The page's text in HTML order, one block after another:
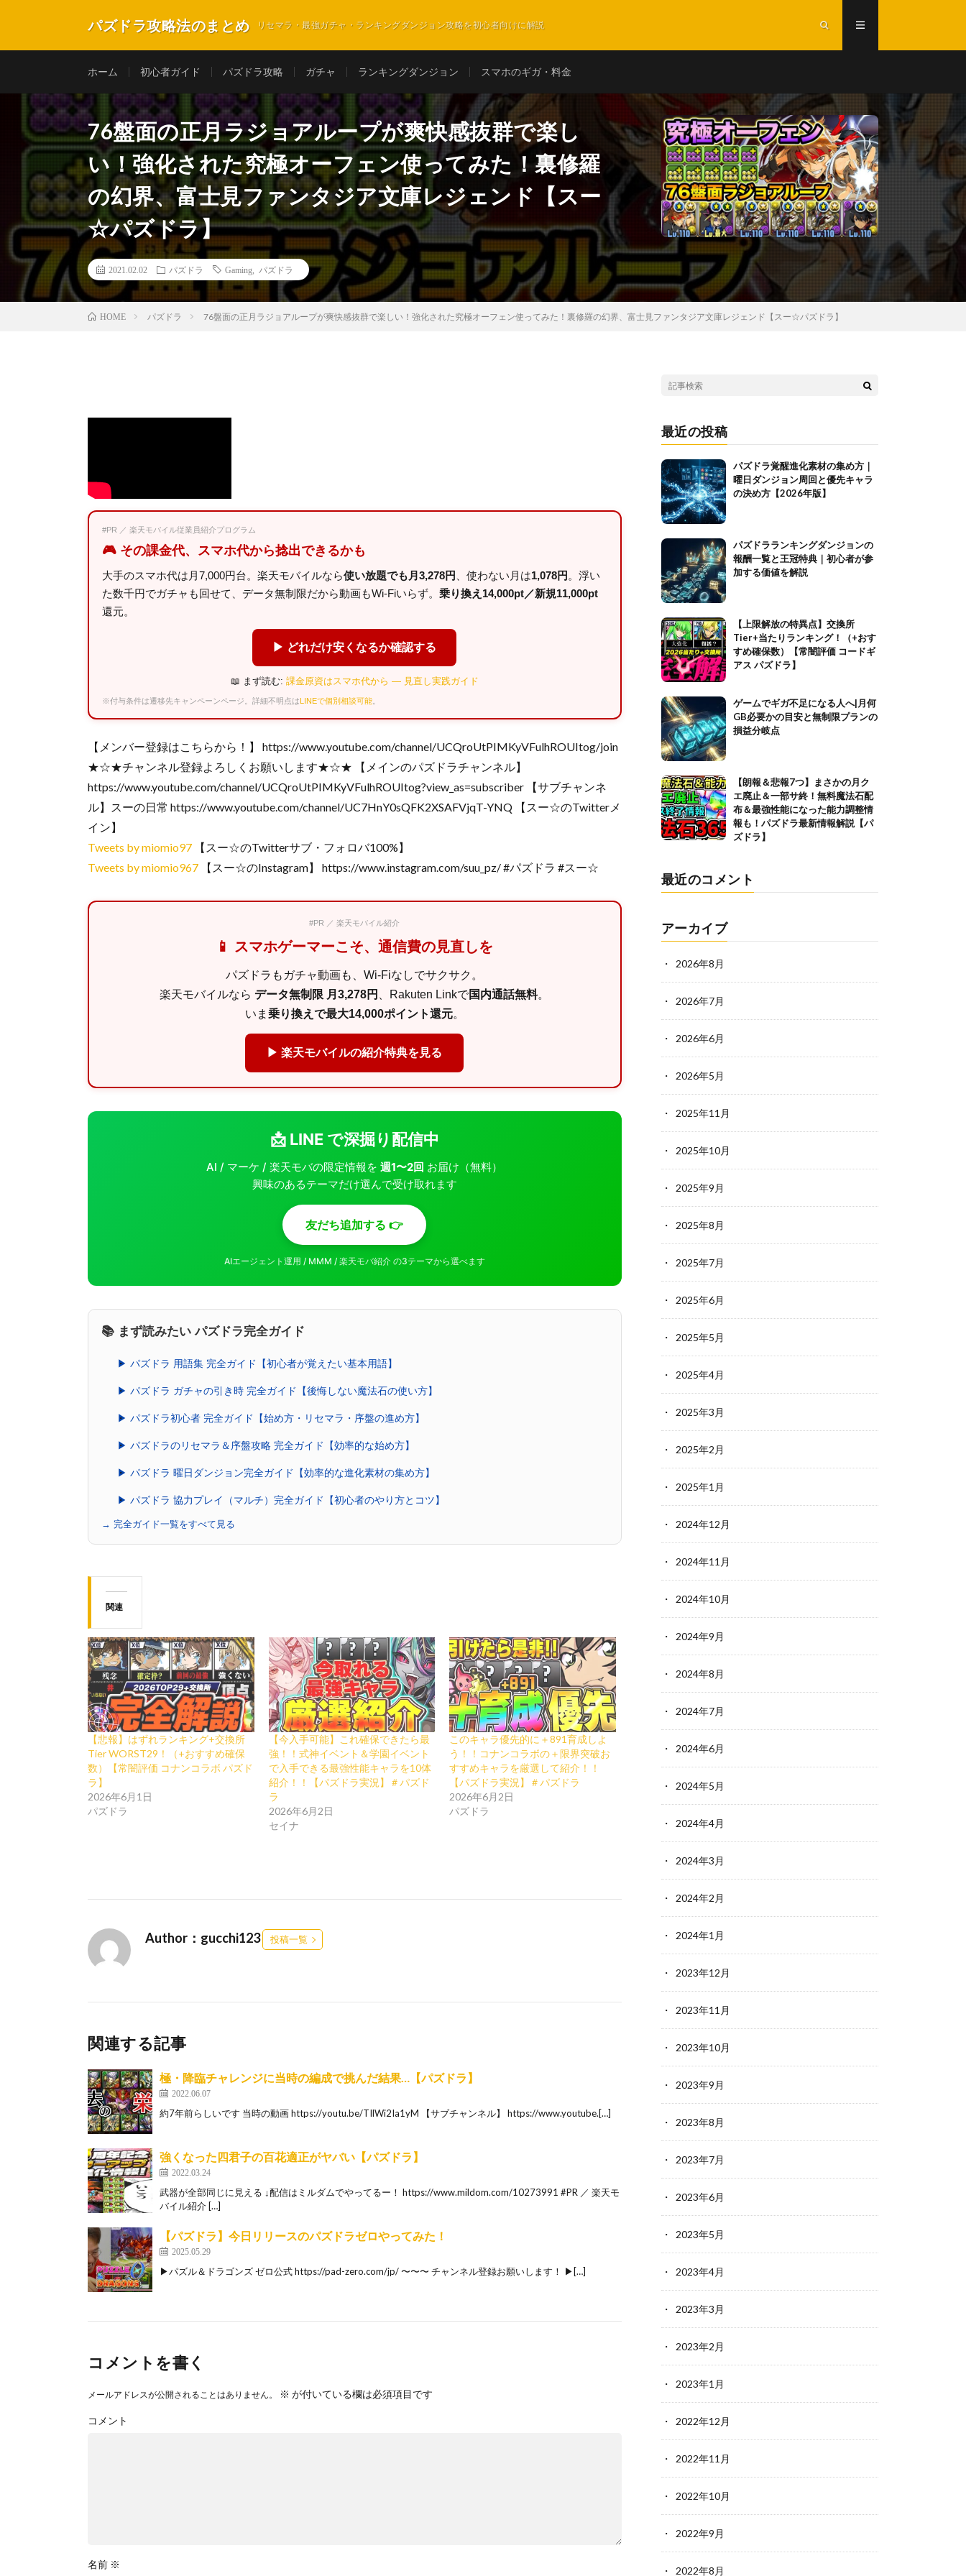
パズドラ攻略法のまとめ リセマラ・最強ガチャ・ランキングダンジョン攻略を初心者向けに解説
ホーム 初心者ガイド パズドラ攻略 ガチャ ランキングダンジョン スマホのギガ・料金
76盤面の正月ラジョアループが爽快感抜群で楽し
い！強化された究極オーフェン使ってみた！裏修羅
の幻界、富士見ファンタジア文庫レジェンド【スー
☆パズドラ】
2021.02.02 パズドラ Gaming パズドラ
HOME パズドラ 76盤面の正月ラジョアループが爽快感抜群で楽しい！強化された究極オーフェン使ってみた！裏修羅の幻界、富士見ファンタジア文庫レジェンド【スー☆パズドラ】
#PR ／ 楽天モバイル従業員紹介プログラム
🎮 その課金代、スマホ代から捻出できるかも
大手のスマホ代は月7,000円台。楽天モバイルなら使い放題でも月3,278円 、使わない月は1,078円 。浮い
た数千円でガチャも回せて、データ無制限だから動画もWi-Fiいらず。 乗り換え14,000pt／新規11,000pt
還元。
▶ どれだけ安くなるか確認する
📖 まず読む: 課金原資はスマホ代から — 見直し実践ガイド
※付与条件は遷移先キャンペーンページ。詳細不明点はLINEで個別相談可能
【メンバー登録はこちらから！】 https://www.youtube.com/channel/UCQroUtPIMKyVFulhROUItog/join
★☆★チャンネル登録よろしくお願いします★☆★ 【メインのパズドラチャンネル】
https://www.youtube.com/channel/UCQroUtPIMKyVFulhROUItog?view_as=subscriber 【サブチャンネ
ル】スーの日常 https://www.youtube.com/channel/UC7HnY0sQFK2XSAFVjqT-YNQ 【スー☆のTwitterメ
イン】
Tweets by miomio97 【スー☆のTwitterサブ・フォロバ100%】
Tweets by miomio967 【スー☆のInstagram】 https://www.instagram.com/suu_pz/ #パズドラ #スー☆
#PR ／ 楽天モバイル紹介
📱 スマホゲーマーこそ、通信費の見直しを
パズドラもガチャ動画も、Wi-Fiなしでサクサク。
楽天モバイルなら データ無制限 月3,278円 、Rakuten Linkで国内通話無料。
いま 乗り換えで最大14,000ポイント還元。
▶ 楽天モバイルの紹介特典を見る
📩 LINE で深掘り配信中
AI / マーケ / 楽天モバの限定情報を週1〜2回 お届け（無料）
興味のあるテーマだけ選んで受け取れます
友だち追加する 👉
AIエージェント運用 / MMM / 楽天モバ紹介 の3テーマから選べます
📚 まず読みたい パズドラ完全ガイド
▶ パズドラ 用語集 完全ガイド【初心者が覚えたい基本用語】
▶ パズドラ ガチャの引き時 完全ガイド【後悔しない魔法石の使い方】
▶ パズドラ初心者 完全ガイド【始め方・リセマラ・序盤の進め方】
▶ パズドラのリセマラ＆序盤攻略 完全ガイド【効率的な始め方】
▶ パズドラ 曜日ダンジョン完全ガイド【効率的な進化素材の集め方】
▶ パズドラ 協力プレイ（マルチ）完全ガイド【初心者のやり方とコツ】
→ 完全ガイド一覧をすべて見る
関連
【悲報】はずれランキング+交換所
Tier WORST29！（+おすすめ確保
数）【常闇評価 コナンコラボ パズド
ラ】
2026年6月1日
パズドラ
【今入手可能】これ確保できたら最
強！！式神イベント＆学園イベント
で入手できる最強性能キャラを10体
紹介！！【パズドラ実況】＃パズド
ラ
2026年6月2日
セイナ
このキャラ優先的に＋891育成しよ
う！！コナンコラボの＋限界突破お
すすめキャラを厳選して紹介！！
【パズドラ実況】＃パズドラ
2026年6月2日
パズドラ
Author：gucchi123 投稿一覧
関連する記事
極・降臨チャレンジに当時の編成で挑んだ結果…【パズドラ】
2022.06.07
約7年前らしいです 当時の動画 https://youtu.be/TIlWi2Ia1yM 【サブチャンネル】 https://www.youtube.[…]
強くなった四君子の百花適正がヤバい【パズドラ】
2022.03.24
武器が全部同じに見える ↓配信はミルダムでやってるー！ https://www.mildom.com/10273991 #PR ／ 楽天モ
バイル紹介 […]
【パズドラ】今日リリースのパズドラゼロやってみた！
2025.05.29
▶パズル＆ドラゴンズ ゼロ公式 https://pad-zero.com/jp/ 〜〜〜 チャンネル登録お願いします！ ▶[…]
コメントを書く
メールアドレスが公開されることはありません。 ※ が付いている欄は必須項目です
コメント
名前 ※
最近の投稿
パズドラ覚醒進化素材の集め方｜
曜日ダンジョン周回と優先キャラ
の決め方【2026年版】
パズドラランキングダンジョンの
報酬一覧と王冠特典｜初心者が参
加する価値を解説
【上限解放の特異点】交換所
Tier+当たりランキング！（+おす
すめ確保数）【常闇評価 コードギ
アス パズドラ】
ゲームでギガ不足になる人へ|月何
GB必要かの目安と無制限プランの
損益分岐点
【朗報＆悲報7つ】まさかの月ク
エ廃止＆一部サ終！無料魔法石配
布＆最強性能になった能力調整情
報も！パズドラ最新情報解説【パ
ズドラ】
最近のコメント
アーカイブ
2026年8月
2026年7月
2026年6月
2026年5月
2025年11月
2025年10月
2025年9月
2025年8月
2025年7月
2025年6月
2025年5月
2025年4月
2025年3月
2025年2月
2025年1月
2024年12月
2024年11月
2024年10月
2024年9月
2024年8月
2024年7月
2024年6月
2024年5月
2024年4月
2024年3月
2024年2月
2024年1月
2023年12月
2023年11月
2023年10月
2023年9月
2023年8月
2023年7月
2023年6月
2023年5月
2023年4月
2023年3月
2023年2月
2023年1月
2022年12月
2022年11月
2022年10月
2022年9月
2022年8月